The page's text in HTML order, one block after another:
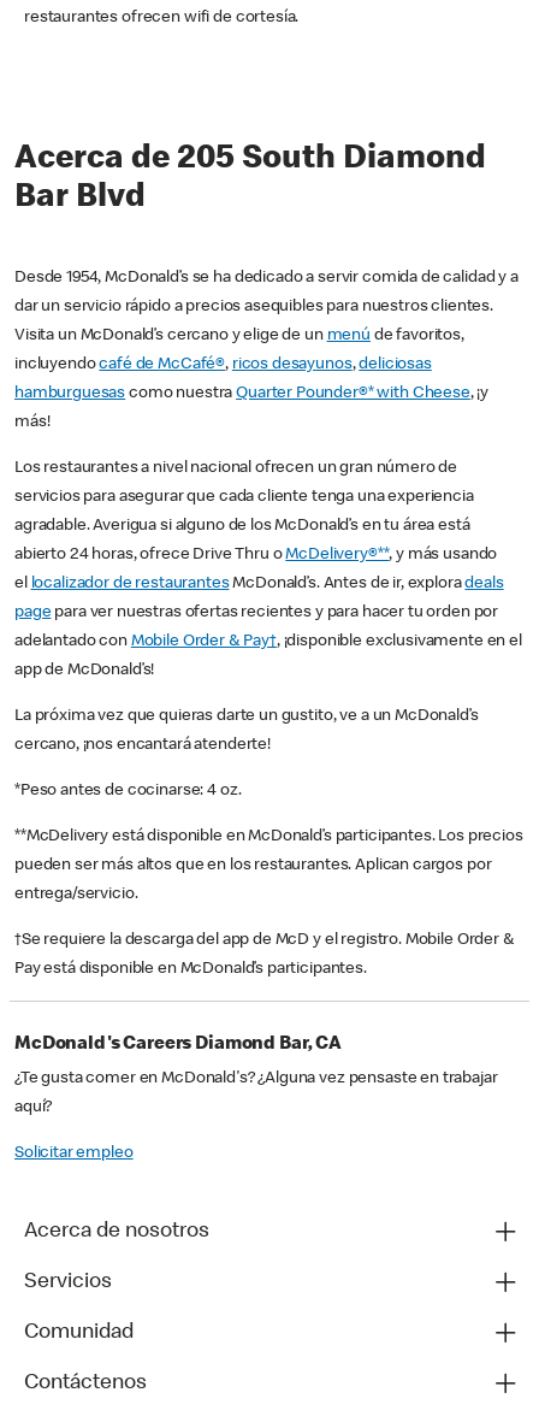
restaurantes ofrecen wifi de cortesía.
Acerca de 205 South Diamond
Bar Blvd
Desde 1954, McDonald’s se ha dedicado a servir comida de calidad y a
dar un servicio rápido a precios asequibles para nuestros clientes.
Visita un McDonald’s cercano y elige de un menú de favoritos,
incluyendocafé de McCafé®, ricos desayunos,deliciosas
hamburguesas como nuestraQuarter Pounder®* with Cheese, ¡y
más!
Los restaurantes a nivel nacional ofrecen un gran número de
servicios para asegurar que cada cliente tenga una experiencia
agradable. Averigua si alguno de los McDonald’s en tu área está
abierto 24 horas, ofrece Drive Thru oMcDelivery®**, y más usando
el localizador de restaurantesMcDonald’s. Antes de ir, exploradeals
pagepara ver nuestras ofertas recientes y para hacer tu orden por
adelantado con Mobile Order & Pay†, ¡disponible exclusivamente en el
app de McDonald’s!
La próxima vez que quieras darte un gustito, ve a un McDonald’s
cercano, ¡nos encantará atenderte!
*Peso antes de cocinarse: 4 oz.
**McDelivery está disponible en McDonald’s participantes. Los precios
pueden ser más altos que en los restaurantes. Aplican cargos por
entrega/servicio.
†Se requiere la descarga del app de McD y el registro. Mobile Order &
Pay está disponible en McDonald’s participantes.
McDonald's Careers Diamond Bar, CA
¿Te gusta comer en McDonald's? ¿Alguna vez pensaste en trabajar
aquí?
Solicitar empleo
Acerca de nosotros
Servicios
Comunidad
Contáctenos